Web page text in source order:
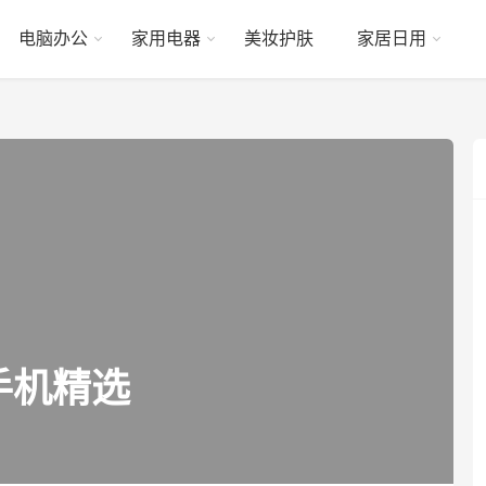
电脑办公 家用电器 美妆护肤 家居日用
机精选